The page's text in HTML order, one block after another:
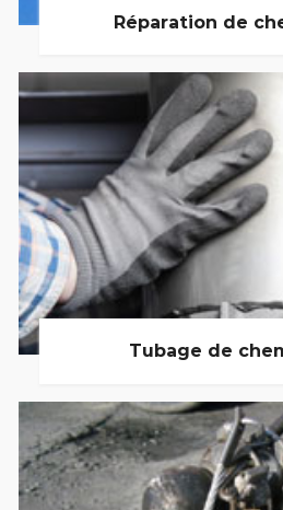
Réparation de
Tubage de